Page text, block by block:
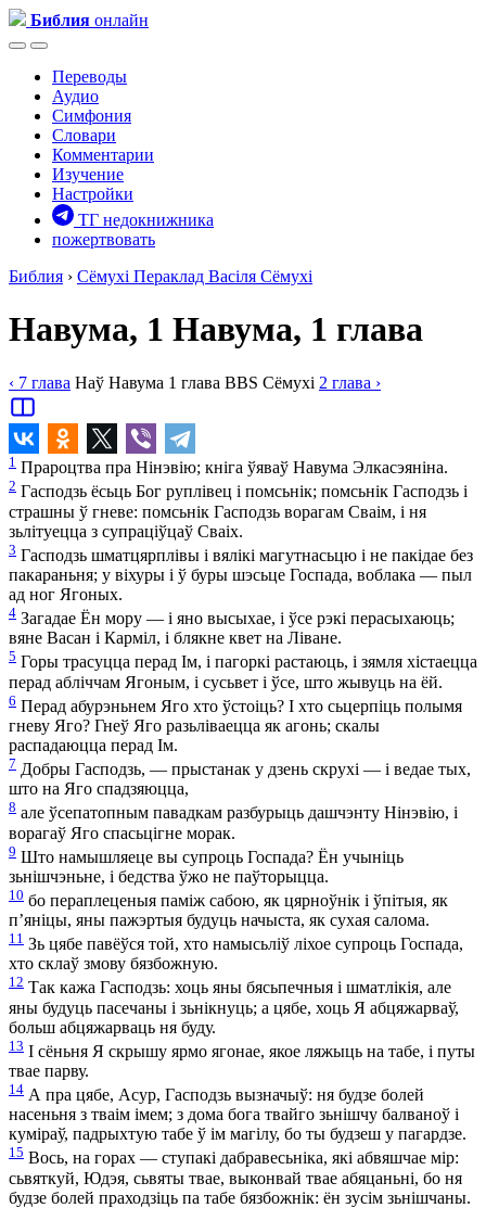
Библия онлайн
Переводы
Аудио
Симфония
Словари
Комментарии
Изучение
Настройки
ТГ недокнижника
пожертвовать
Библия › Сёмухі Пераклад Васіля Сёмухі
Навума, 1 Навума, 1 глава
‹ 7 глава Наў Навума 1 глава BBS Сёмухі 2 глава ›
1 Прароцтва пра Нінэвію; кніга ўяваў Навума Элкасэяніна.
2 Гасподзь ёсьць Бог руплівец і помсьнік; помсьнік Гасподзь і
страшны ў гневе: помсьнік Гасподзь ворагам Сваім, і ня
зьлітуецца з супраціўцаў Сваіх.
3 Гасподзь шматцярплівы і вялікі магутнасьцю і не пакідае без
пакараньня; у віхуры і ў буры шэсьце Госпада, воблака — пыл
ад ног Ягоных.
4 Загадае Ён мору — і яно высыхае, і ўсе рэкі перасыхаюць;
вяне Васан і Карміл, і блякне квет на Ліване.
5 Горы трасуцца перад Ім, і пагоркі растаюць, і зямля хістаецца
перад абліччам Ягоным, і сусьвет і ўсе, што жывуць на ёй.
6 Перад абурэньнем Яго хто ўстоіць? І хто сьцерпіць полымя
гневу Яго? Гнеў Яго разьліваецца як агонь; скалы
распадаюцца перад Ім.
7 Добры Гасподзь, — прыстанак у дзень скрухі — і ведае тых,
што на Яго спадзяюцца,
8 але ўсепатопным павадкам разбурыць дашчэнту Нінэвію, і
ворагаў Яго спасьцігне морак.
9 Што намышляеце вы супроць Госпада? Ён учыніць
зьнішчэньне, і бедства ўжо не паўторыцца.
10 бо пераплеценыя паміж сабою, як цярноўнік і ўпітыя, як
п’яніцы, яны пажэртыя будуць начыста, як сухая салома.
11 Зь цябе павёўся той, хто намысьліў ліхое супроць Госпада,
хто склаў змову бязбожную.
12 Так кажа Гасподзь: хоць яны бясьпечныя і шматлікія, але
яны будуць пасечаны і зьнікнуць; а цябе, хоць Я абцяжарваў,
больш абцяжарваць ня буду.
13 І сёньня Я скрышу ярмо ягонае, якое ляжыць на табе, і путы
твае парву.
14 А пра цябе, Асур, Гасподзь вызначыў: ня будзе болей
насеньня з тваім імем; з дома бога твайго зьнішчу балваноў і
куміраў, падрыхтую табе ў ім магілу, бо ты будзеш у пагардзе.
15 Вось, на горах — ступакі дабравесьніка, які абвяшчае мір:
сьвяткуй, Юдэя, сьвяты твае, выконвай твае абяцаньні, бо ня
будзе болей праходзіць па табе бязбожнік: ён зусім зьнішчаны.